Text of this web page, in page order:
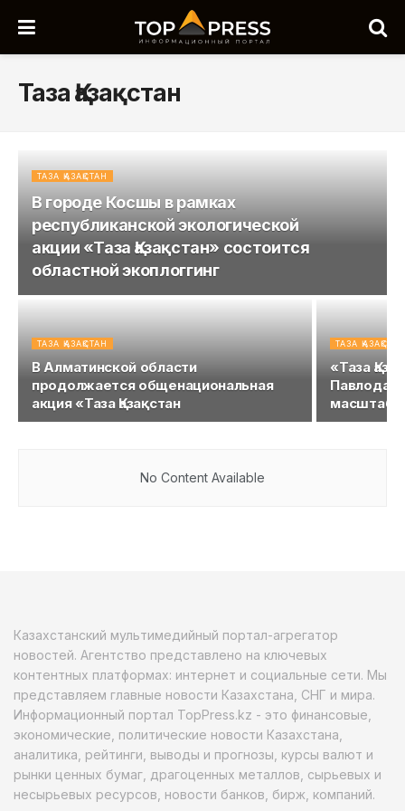
Таза Қазақстан
ТАЗА ҚАЗАҚСТАН
В городе Косшы в рамках
республиканской экологической
акции «Таза Қазақстан» состоится
областной экоплоггинг
ТАЗА ҚАЗАҚСТАН
В Алматинской области
продолжается общенациональная
акция «Таза Қазақстан
ТАЗА
«Таза
No Content Available
Казахстанский мультимедийный портал-агрегатор
новостей. Агентство представлено на ключевых
контентных платформах: интернет и социальные сети. Мы
представляем главные новости Казахстана, СНГ и мира.
Информационный портал TopPress.kz - это финансовые,
экономические, политические новости Казахстана,
аналитика, рейтинги, выводы и прогнозы, курсы валют и
рынки ценных бумаг, драгоценных металлов, сырьевых и
несырьевых ресурсов, новости банков, бирж, компаний.